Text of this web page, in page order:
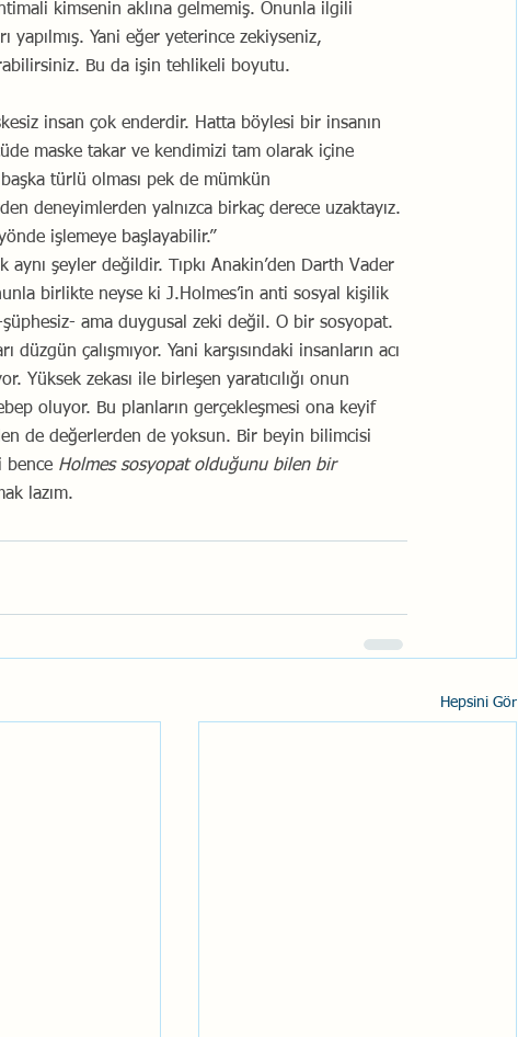
kimsenin aklına gelmemiş. Onunla ilgili
yapılmış. Yani eğer yeterince zekiyseniz,
Bu da işin tehlikeli boyutu.
insan çok enderdir. Hatta böylesi bir insanın
maske takar ve kendimizi tam olarak içine
türlü olması pek de mümkün
deneyimlerden yalnızca birkaç derece uzaktayız.
işlemeye başlayabilir.”
şeyler değildir. Tıpkı Anakin’den Darth Vader
birlikte neyse ki J.Holmes’in anti sosyal kişilik
ama duygusal zeki değil. O bir sosyopat.
çalışmıyor. Yani karşısındaki insanların acı
Yüksek zekası ile birleşen yaratıcılığı onun
oluyor. Bu planların gerçekleşmesi ona keyif
de değerlerden de yoksun. Bir beyin bilimcisi
bence Holmes sosyopat olduğunu bilen bir
lazım.
Hepsini Gör